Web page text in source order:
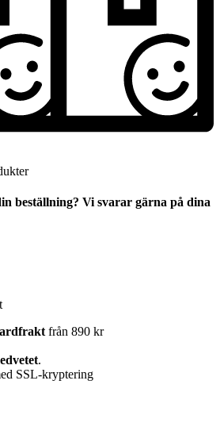
beställning? Vi svarar gärna på dina
från 890 kr
.
SSL-kryptering